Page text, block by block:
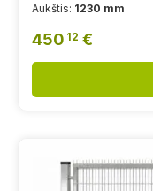
Aukštis: 1230 mm
450 12 €